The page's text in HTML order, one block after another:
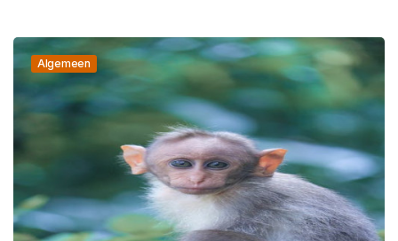
Algemeen